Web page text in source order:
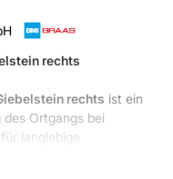
rechts
rechts ist ein
Ortgangs bei
langlebige
Pfanne